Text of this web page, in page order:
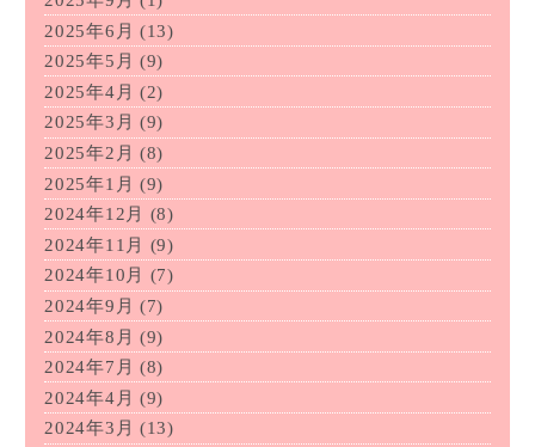
2025年6月 (13)
2025年5月 (9)
2025年4月 (2)
2025年3月 (9)
2025年2月 (8)
2025年1月 (9)
2024年12月
(8)
2024年11月
(9)
2024年10月
(7)
2024年9月 (7)
2024年8月 (9)
2024年7月 (8)
2024年4月 (9)
2024年3月 (13)